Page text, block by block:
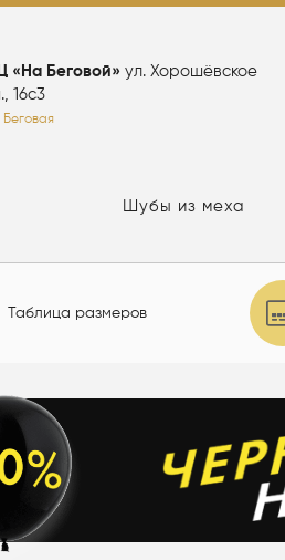
«На Беговой» ул. Хорошёвское
16с3
Беговая
Шубы из меха
Таблица размеров